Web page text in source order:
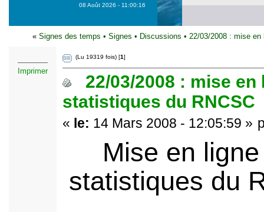
08 Août 2026 - 11:00:16
« Signes des temps • Signes • Discussions • 22/03/2008 : mise
Imprimer
(Lu 19319 fois) [1]
22/03/2008 : mise en
statistiques du RNCSC
« le: 14 Mars 2008 - 12:05:59 »
Mise en
statistiques du